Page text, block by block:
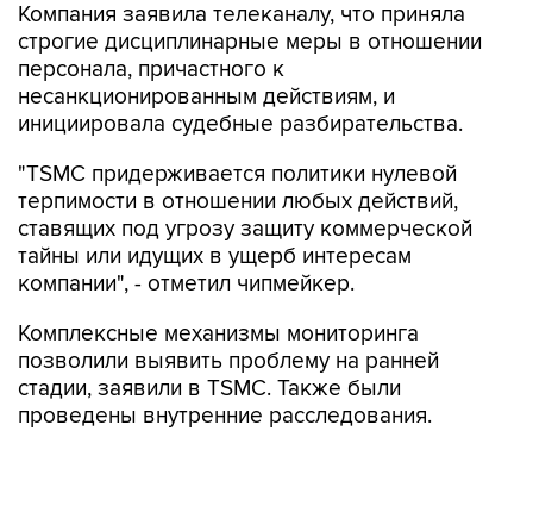
Компания заявила телеканалу, что приняла
строгие дисциплинарные меры в отношении
персонала, причастного к
несанкционированным действиям, и
инициировала судебные разбирательства.
"TSMC придерживается политики нулевой
терпимости в отношении любых действий,
ставящих под угрозу защиту коммерческой
тайны или идущих в ущерб интересам
компании", - отметил чипмейкер.
Комплексные механизмы мониторинга
позволили выявить проблему на ранней
стадии, заявили в TSMC. Также были
проведены внутренние расследования.